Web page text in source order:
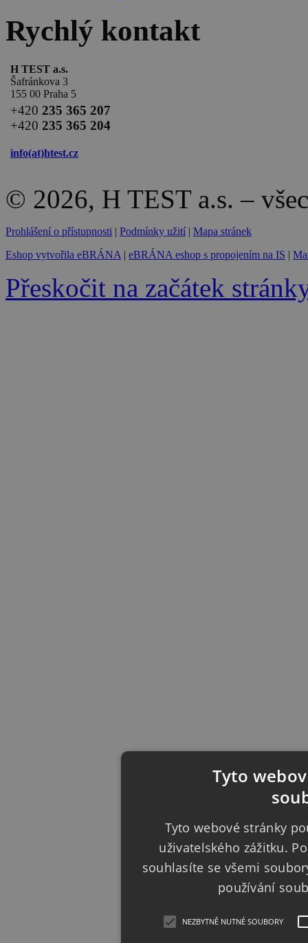
Rychlý kontakt
H TEST a.s.
Šafránkova 3
155 00 Praha 5
+420 235 365 207
+420 235 365 204
info(at)htest.cz
© 2026, H TEST a.s. –
Prohlášení o přístupnosti | Podmínky užití | Mapa stránek
Eshop vytvořila eBRÁNA | eBRÁNA eshop s propojením na IS |
Přeskočit na začátek
Tyto
Tyto webové stránky
uživatelského zážitku.
souhlasíte se všemi
používání
NEZBYTNĚ NUTNÉ SOUBORY